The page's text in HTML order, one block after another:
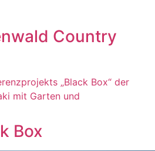
Country
Box